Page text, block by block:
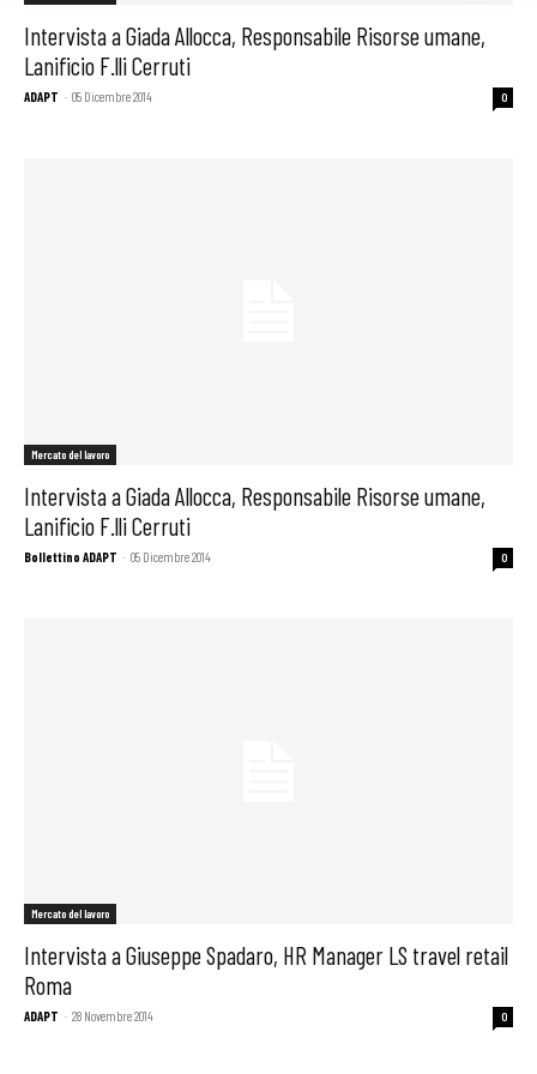
Intervista a Giada Allocca, Responsabile Risorse umane,
Lanificio F.lli Cerruti
ADAPT - 05 Dicembre 2014 0
Mercato del lavoro
Intervista a Giada Allocca, Responsabile Risorse umane,
Lanificio F.lli Cerruti
Bollettino ADAPT - 05 Dicembre 2014 0
Mercato del lavoro
Intervista a Giuseppe Spadaro, HR Manager LS travel retail
Roma
ADAPT - 28 Novembre 2014 0